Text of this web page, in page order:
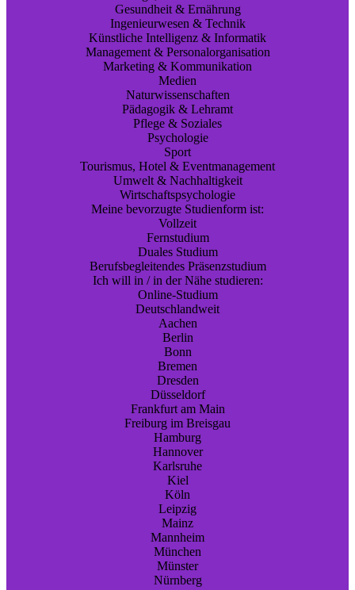
Gesundheit & Ernährung
Ingenieurwesen & Technik
Künstliche Intelligenz & Informatik
Management & Personalorganisation
Marketing & Kommunikation
Medien
Naturwissenschaften
Pädagogik & Lehramt
Pflege & Soziales
Psychologie
Sport
Tourismus, Hotel & Eventmanagement
Umwelt & Nachhaltigkeit
Wirtschaftspsychologie
Meine bevorzugte Studienform ist:
Vollzeit
Fernstudium
Duales Studium
Berufsbegleitendes Präsenzstudium
Ich will in / in der Nähe studieren:
Online-Studium
Deutschlandweit
Aachen
Berlin
Bonn
Bremen
Dresden
Düsseldorf
Frankfurt am Main
Freiburg im Breisgau
Hamburg
Hannover
Karlsruhe
Kiel
Köln
Leipzig
Mainz
Mannheim
München
Münster
Nürnberg